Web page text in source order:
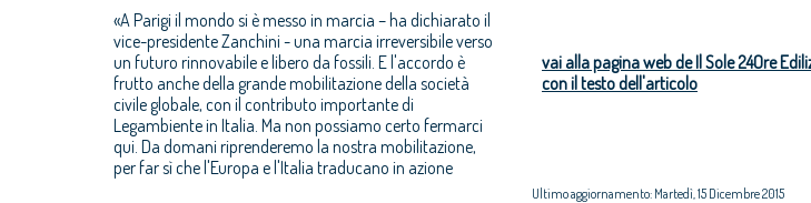
«A Parigi il mondo si è messo in marcia – ha dichiarato il
vice-presidente Zanchini - una marcia irreversibile verso
un futuro rinnovabile e libero da fossili. E l'accordo è
frutto anche della grande mobilitazione della società
civile globale, con il contributo importante di
Legambiente in Italia. Ma non possiamo certo fermarci
qui. Da domani riprenderemo la nostra mobilitazione,
per far sì che l'Europa e l'Italia traducano in azione
vai alla pagina web de Il Sole 24Ore
con il testo dell'articolo
Ultimo aggiornamento: Martedì, 15 Dicembre 2015